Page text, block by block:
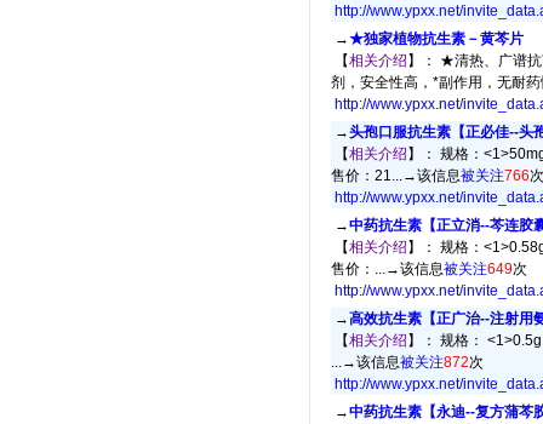
http://www.ypxx.net/
→★独家植物抗生素－黄芩片
【相关介绍 】： ★清热、广谱
剂，安全性高，*副作用，无耐
http://www.ypxx.net/
→头孢口服抗生素【正必佳--头
【相关介绍 】： 规格：
售价：21...→该信息被关注766次
http://www.ypxx.net/
→中药抗生素【正立消--芩连胶
【相关介绍 】： 规格：
售价：...→该信息被关注649次
http://www.ypxx.net/
→高效抗生素【正广治--注射用
【相关介绍 】： 规格：
...→该信息被关注872次
http://www.ypxx.net/
→中药抗生素【永迪--复方蒲芩